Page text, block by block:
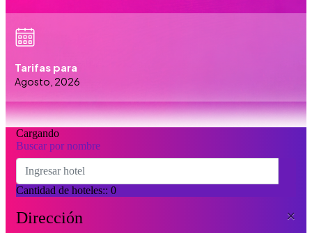
Tarifas para
Agosto, 2026
Cargando
Buscar por nombre
Cantidad de hoteles:: 0
×
Dirección